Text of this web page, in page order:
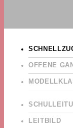
OFFENE
LEITBILD